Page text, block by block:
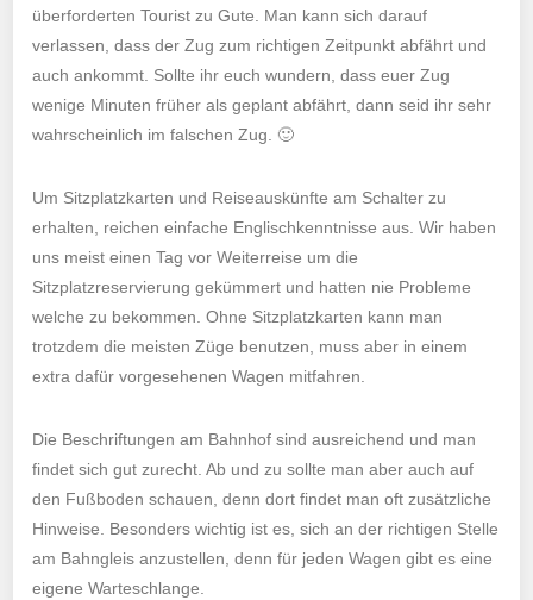
überforderten Tourist zu Gute. Man kann sich darauf
verlassen, dass der Zug zum richtigen Zeitpunkt abfährt und
auch ankommt. Sollte ihr euch wundern, dass euer Zug
wenige Minuten früher als geplant abfährt, dann seid ihr sehr
wahrscheinlich im falschen Zug. 🙂
Um Sitzplatzkarten und Reiseauskünfte am Schalter zu
erhalten, reichen einfache Englischkenntnisse aus. Wir haben
uns meist einen Tag vor Weiterreise um die
Sitzplatzreservierung gekümmert und hatten nie Probleme
welche zu bekommen. Ohne Sitzplatzkarten kann man
trotzdem die meisten Züge benutzen, muss aber in einem
extra dafür vorgesehenen Wagen mitfahren.
Die Beschriftungen am Bahnhof sind ausreichend und man
findet sich gut zurecht. Ab und zu sollte man aber auch auf
den Fußboden schauen, denn dort findet man oft zusätzliche
Hinweise. Besonders wichtig ist es, sich an der richtigen Stelle
am Bahngleis anzustellen, denn für jeden Wagen gibt es eine
eigene Warteschlange.